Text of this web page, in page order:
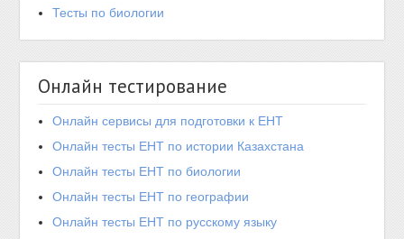
Тесты по биологии
Онлайн тестирование
Онлайн сервисы для подготовки к ЕНТ
Онлайн тесты ЕНТ по истории Казахстана
Онлайн тесты ЕНТ по биологии
Онлайн тесты ЕНТ по географии
Онлайн тесты ЕНТ по русскому языку